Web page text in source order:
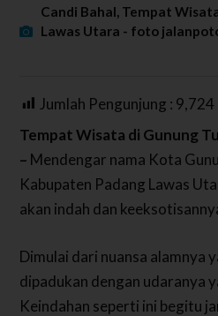
Candi Bahal, Tempat
Lawas Utara - foto
Jumlah Pengunjung : 9,724
Tempat Wisata di Gunung
– Mendengar nama Kota
Kabupaten Padang Lawas
akan indah dan
Dimulai dari nuansa alamnya
dipadukan dengan udaranya
Keindahan seperti ini begitu